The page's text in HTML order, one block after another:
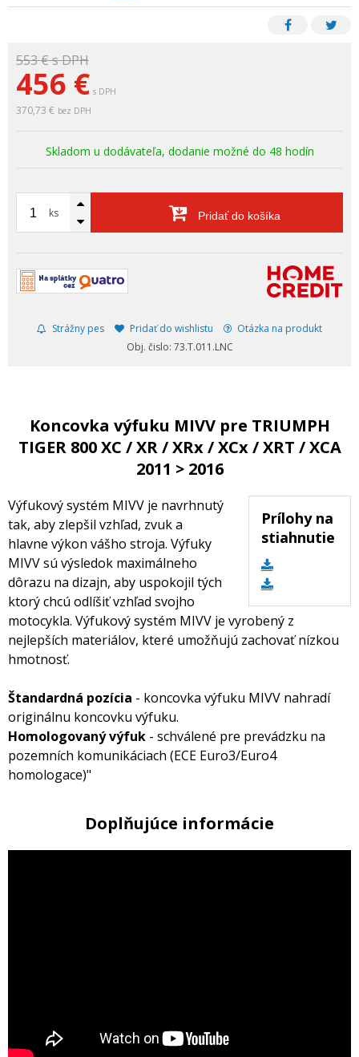
553 €s DPH
456 € s DPH
370,73 € bez DPH
Skladom u dodávateľa, dodanie možné do 48 hodín
ks Pridať do košíka
Strážny pes Pridať do wishlistu
Otázka na produkt
Obj. čislo: 73.T.011.LNC
Koncovka výfuku MIVV pre TRIUMPH
TIGER 800 XC / XR / XRx / XCx / XRT / XCA
2011 > 2016
Prílohy na
stiahnutie
Výfukový systém MIVV je navrhnutý
tak, aby zlepšil vzhľad, zvuk a
hlavne výkon vášho stroja. Výfuky
MIVV sú výsledok maximálneho
dôrazu na dizajn, aby uspokojil tých
ktorý chcú odlíšiť vzhľad svojho
motocykla. Výfukový systém MIVV je vyrobený z
nejlepších materiálov, které umožňujú zachovať nízkou
hmotnosť.
Štandardná pozícia - koncovka výfuku MIVV nahradí
originálnu koncovku výfuku.
Homologovaný výfuk - schválené pre prevádzku na
pozemních komunikáciach (ECE Euro3/Euro4
homologace)"
Doplňujúce informácie